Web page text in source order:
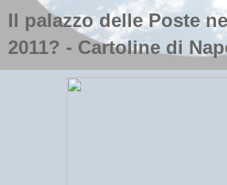
Il palazzo delle Poste
2011? - Cartoline di